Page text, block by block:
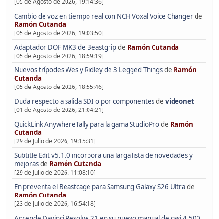
Cambio de voz en tiempo real con NCH Voxal Voice Changerde
Ramón Cutanda
[05 de Agosto de 2026, 19:03:50]
Adaptador DOF MK3 de Beastgripde Ramón Cutanda
[05 de Agosto de 2026, 18:59:19]
Nuevos trípodes Wes y Ridley de 3 Legged Thingsde Ramón
Cutanda
[05 de Agosto de 2026, 18:55:46]
Duda respecto a salida SDI o por componentesde videonet
[01 de Agosto de 2026, 21:04:21]
QuickLink AnywhereTally para la gama StudioProde Ramón
Cutanda
[29 de Julio de 2026, 19:15:31]
Subtitle Edit v5.1.0 incorpora una larga lista de novedades y
mejorasde Ramón Cutanda
[29 de Julio de 2026, 11:08:10]
En preventa el Beastcage para Samsung Galaxy S26 Ultrade
Ramón Cutanda
[23 de Julio de 2026, 16:54:18]